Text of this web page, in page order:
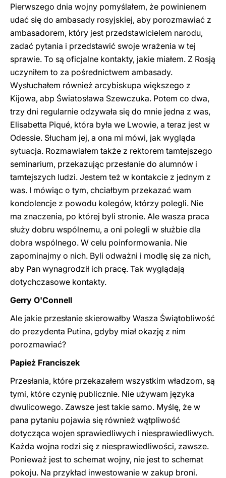
Pierwszego dnia wojny pomyślałem, że powinienem
udać się do ambasady rosyjskiej, aby porozmawiać z
ambasadorem, który jest przedstawicielem narodu,
zadać pytania i przedstawić swoje wrażenia w tej
sprawie. To są oficjalne kontakty, jakie miałem. Z Rosją
uczyniłem to za pośrednictwem ambasady.
Wysłuchałem również arcybiskupa większego z
Kijowa, abp Światosława Szewczuka. Potem co dwa,
trzy dni regularnie odzywała się do mnie jedna z was,
Elisabetta Piqué, która była we Lwowie, a teraz jest w
Odessie. Słucham jej, a ona mi mówi, jak wygląda
sytuacja. Rozmawiałem także z rektorem tamtejszego
seminarium, przekazując przesłanie do alumnów i
tamtejszych ludzi. Jestem też w kontakcie z jednym z
was. I mówiąc o tym, chciałbym przekazać wam
kondolencje z powodu kolegów, którzy polegli. Nie
ma znaczenia, po której byli stronie. Ale wasza praca
służy dobru wspólnemu, a oni polegli w służbie dla
dobra wspólnego. W celu poinformowania. Nie
zapominajmy o nich. Byli odważni i modlę się za nich,
aby Pan wynagrodził ich pracę. Tak wyglądają
dotychczasowe kontakty.
Gerry O'Connell
Ale jakie przesłanie skierowałby Wasza Świątobliwość
do prezydenta Putina, gdyby miał okazję z nim
porozmawiać?
Papież Franciszek
Przesłania, które przekazałem wszystkim władzom, są
tymi, które czynię publicznie. Nie używam języka
dwulicowego. Zawsze jest takie samo. Myślę, że w
pana pytaniu pojawia się również wątpliwość
dotycząca wojen sprawiedliwych i niesprawiedliwych.
Każda wojna rodzi się z niesprawiedliwości, zawsze.
Ponieważ jest to schemat wojny, nie jest to schemat
pokoju. Na przykład inwestowanie w zakup broni.